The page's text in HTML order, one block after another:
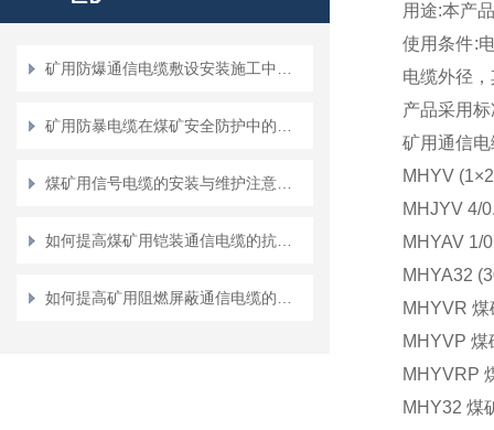
用途:本产
使用条件:
电缆外径
产品采用
矿用通信
MHYV
MHJYV 4/
MHYAV 1/
MHYA32
MHYVR
MHYVP
MHYVRP
MHY32 煤